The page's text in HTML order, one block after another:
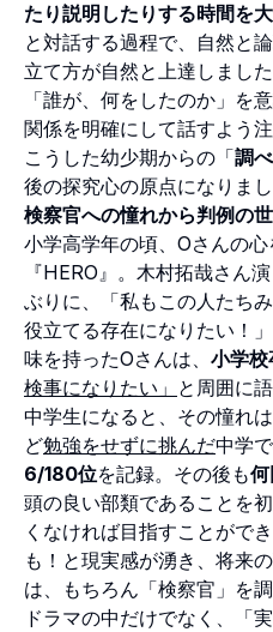
たり説明したりする時間を
と対話する過程で、自然と
立て方が自然と上達しまし
「誰が、何をしたのか」を
関係を明確にして話すよう
こうした幼少期からの「調
後の探究心の原点になりまし
検察官への憧れから判例の
小学高学年の頃、Oさんの
『HERO』。木村拓哉さん
ぶりに、「私もこの人たち
役立てる存在になりたい！
味を持ったOさんは、 小学
検事になりたい」 と周囲に
中学生になると、その憧れ
ど勉強をせずに挑んだ中学
6/180位を記録。その後も何
頭の良い部類であることを
くなければ目指すことがで
も！と現実感が湧き、将来
は、もちろん「検察官」を調
ドラマの中だけでなく、「